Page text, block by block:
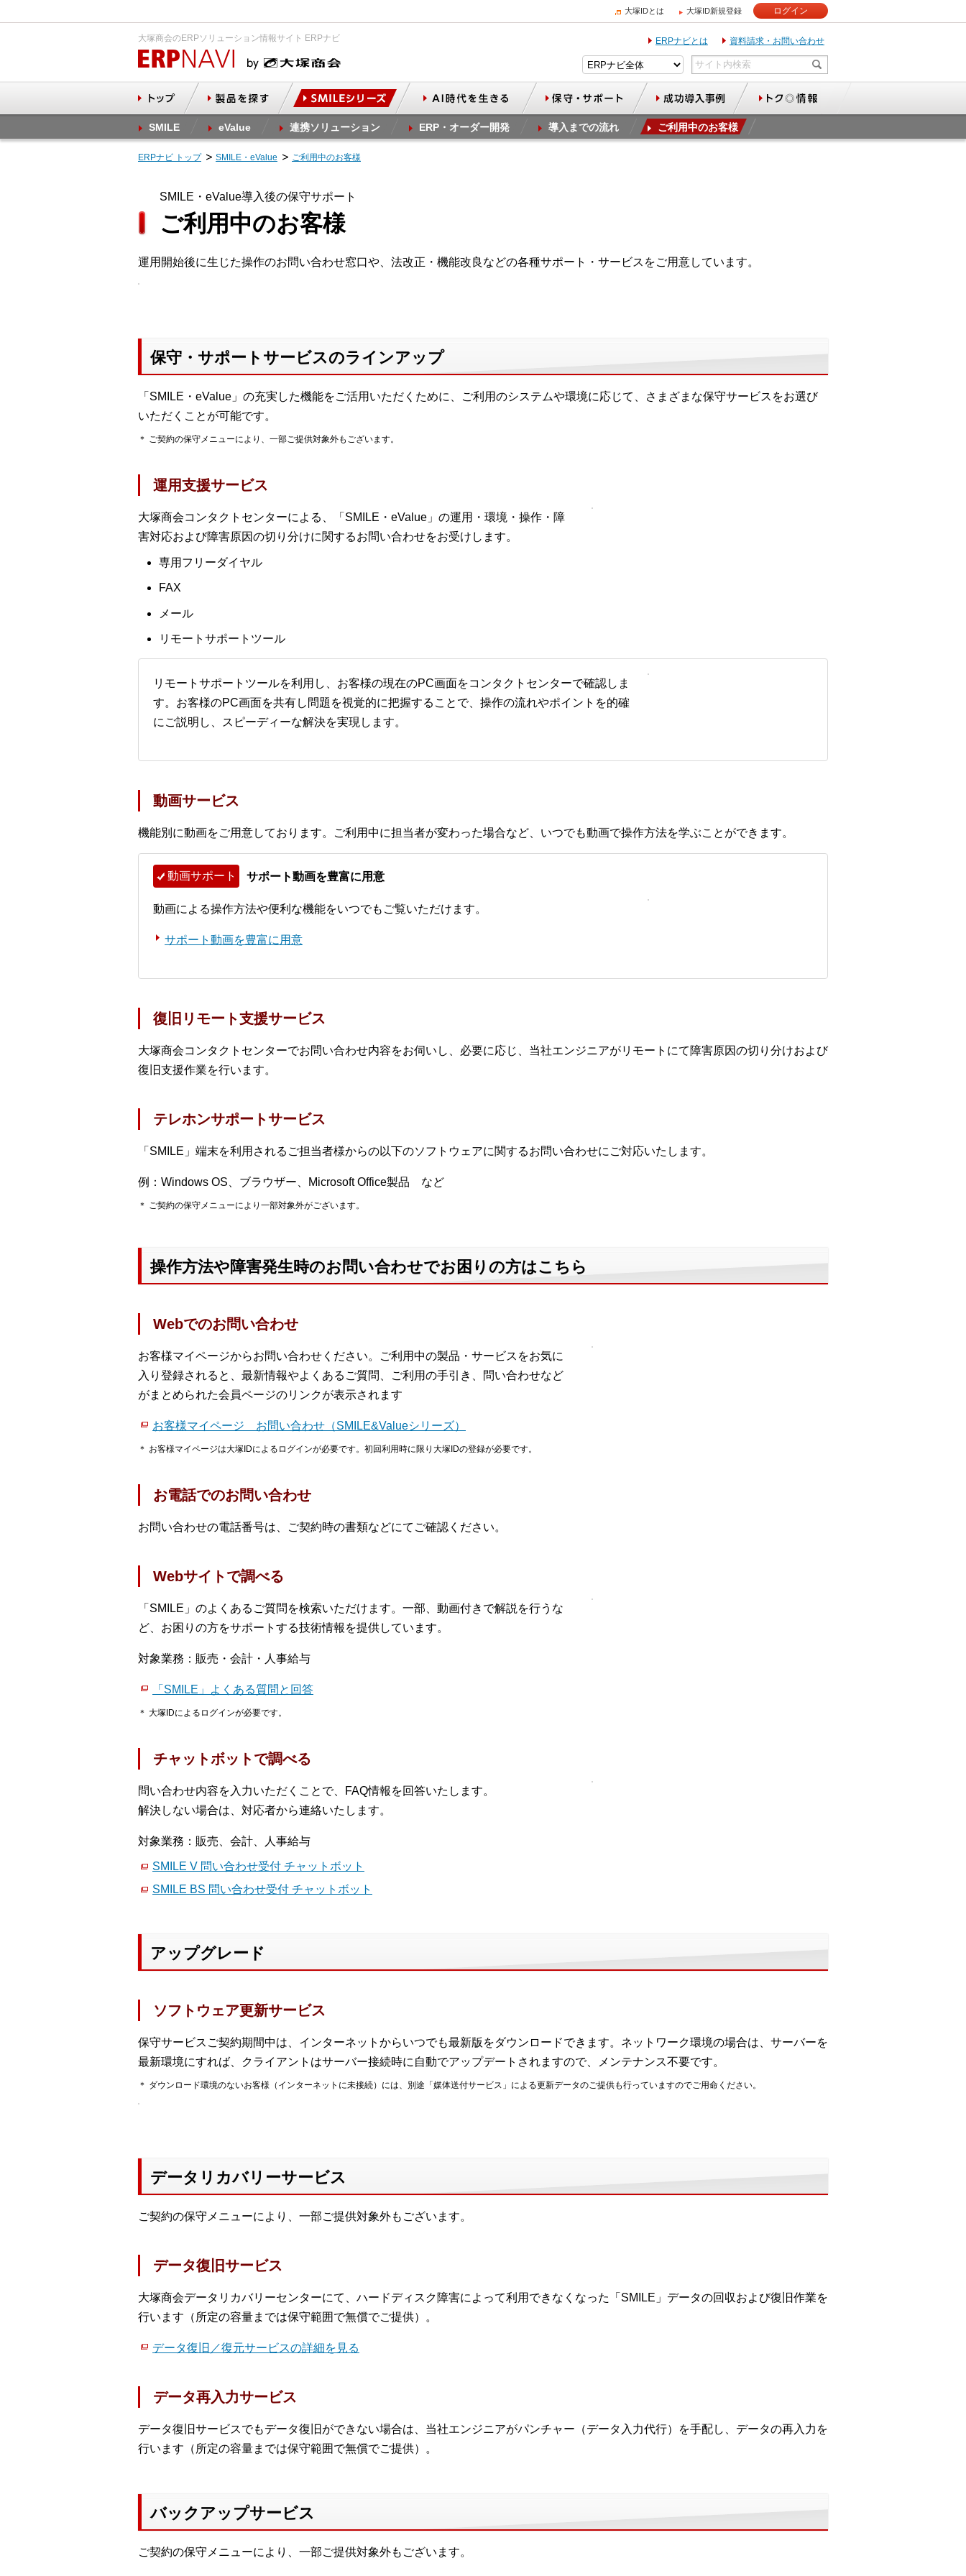
大塚IDとは 大塚ID新規登録 ログイン
大塚商会のERPソリューション情報サイト ERPナビ ERPナビとは 資料請求・お問い合わせ
SMILE eValue 連携ソリューション ERP・オーダー開発 導入までの流れ ご利用中のお客様
ERPナビ トップ SMILE・eValue ご利用中のお客様
SMILE・eValue導入後の保守サポート
ご利用中のお客様
運用開始後に生じた操作のお問い合わせ窓口や、法改正・機能改良などの各種サポート・サービスをご用意しています。
保守・サポートサービスのラインアップ
「SMILE・eValue」の充実した機能をご活用いただくために、ご利用のシステムや環境に応じて、さまざまな保守サービスをお選び
いただくことが可能です。
＊ ご契約の保守メニューにより、一部ご提供対象外もございます。
運用支援サービス
大塚商会コンタクトセンターによる、「SMILE・eValue」の運用・環境・操作・障
害対応および障害原因の切り分けに関するお問い合わせをお受けします。
専用フリーダイヤル
FAX
メール
リモートサポートツール
リモートサポートツールを利用し、お客様の現在のPC画面をコンタクトセンターで確認しま
す。お客様のPC画面を共有し問題を視覚的に把握することで、操作の流れやポイントを的確
にご説明し、スピーディーな解決を実現します。
動画サービス
機能別に動画をご用意しております。ご利用中に担当者が変わった場合など、いつでも動画で操作方法を学ぶことができます。
動画サポート サポート動画を豊富に用意
動画による操作方法や便利な機能をいつでもご覧いただけます。
サポート動画を豊富に用意
復旧リモート支援サービス
大塚商会コンタクトセンターでお問い合わせ内容をお伺いし、必要に応じ、当社エンジニアがリモートにて障害原因の切り分けおよび
復旧支援作業を行います。
テレホンサポートサービス
「SMILE」端末を利用されるご担当者様からの以下のソフトウェアに関するお問い合わせにご対応いたします。
例：Windows OS、ブラウザー、Microsoft Office製品 など
＊ ご契約の保守メニューにより一部対象外がございます。
操作方法や障害発生時のお問い合わせでお困りの方はこちら
Webでのお問い合わせ
お客様マイページからお問い合わせください。ご利用中の製品・サービスをお気に
入り登録されると、最新情報やよくあるご質問、ご利用の手引き、問い合わせなど
がまとめられた会員ページのリンクが表示されます
お客様マイページ お問い合わせ（SMILE&Valueシリーズ）
＊ お客様マイページは大塚IDによるログインが必要です。初回利用時に限り大塚IDの登録が必要です。
お電話でのお問い合わせ
お問い合わせの電話番号は、ご契約時の書類などにてご確認ください。
Webサイトで調べる
「SMILE」のよくあるご質問を検索いただけます。一部、動画付きで解説を行うな
ど、お困りの方をサポートする技術情報を提供しています。
対象業務：販売・会計・人事給与
「SMILE」よくある質問と回答
＊ 大塚IDによるログインが必要です。
チャットボットで調べる
問い合わせ内容を入力いただくことで、FAQ情報を回答いたします。
解決しない場合は、対応者から連絡いたします。
対象業務：販売、会計、人事給与
SMILE V 問い合わせ受付 チャットボット
SMILE BS 問い合わせ受付 チャットボット
アップグレード
ソフトウェア更新サービス
保守サービスご契約期間中は、インターネットからいつでも最新版をダウンロードできます。ネットワーク環境の場合は、サーバーを
最新環境にすれば、クライアントはサーバー接続時に自動でアップデートされますので、メンテナンス不要です。
＊ ダウンロード環境のないお客様（インターネットに未接続）には、別途「媒体送付サービス」による更新データのご提供も行っていますのでご用命ください。
データリカバリーサービス
ご契約の保守メニューにより、一部ご提供対象外もございます。
データ復旧サービス
大塚商会データリカバリーセンターにて、ハードディスク障害によって利用できなくなった「SMILE」データの回収および復旧作業を
行います（所定の容量までは保守範囲で無償でご提供）。
データ復旧／復元サービスの詳細を見る
データ再入力サービス
データ復旧サービスでもデータ復旧ができない場合は、当社エンジニアがパンチャー（データ入力代行）を手配し、データの再入力を
行います（所定の容量までは保守範囲で無償でご提供）。
バックアップサービス
ご契約の保守メニューにより、一部ご提供対象外もございます。